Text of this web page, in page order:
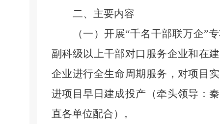
二、主要内容
（一）开展“千名干部联万企”
副科级以上干部对口服务企业和在
企业进行全生命周期服务，对项目
进项目早日建成投产（牵头领导：
直各单位配合）。